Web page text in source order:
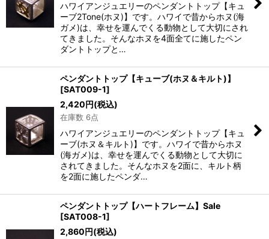
ハワイアンジュエリーのペンダントトップ【キュ
ーブ2Tone(ホヌ)】です。ハワイで昔からホヌ(海
ガメ)は、幸せを運んでくる動物として大切にされ
てきました。そんなホヌを4面全てに施したペン
ダントトップと…
ペンダントトップ【キューブ(ホヌ＆キルト)】
[SAT009-1]
2,420円(税込)
在庫数 6点
ハワイアンジュエリーのペンダントトップ【キュ
ーブ(ホヌ＆キルト)】です。ハワイで昔からホヌ
(海ガメ)は、幸せを運んでくる動物として大切に
されてきました。そんなホヌを2面に、キルト柄
を2面に施したペンダ…
ペンダントトップ【ハートフレーム】Sale
[SAT008-1]
2,860円(税込)